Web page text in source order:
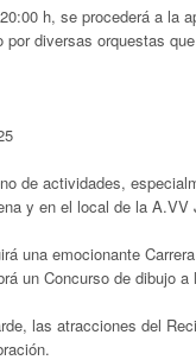
h, se procederá a la
por diversas orquestas
de actividades,
y en el local de la A.VV
una emocionante
un Concurso de dibujo a
las atracciones del
.